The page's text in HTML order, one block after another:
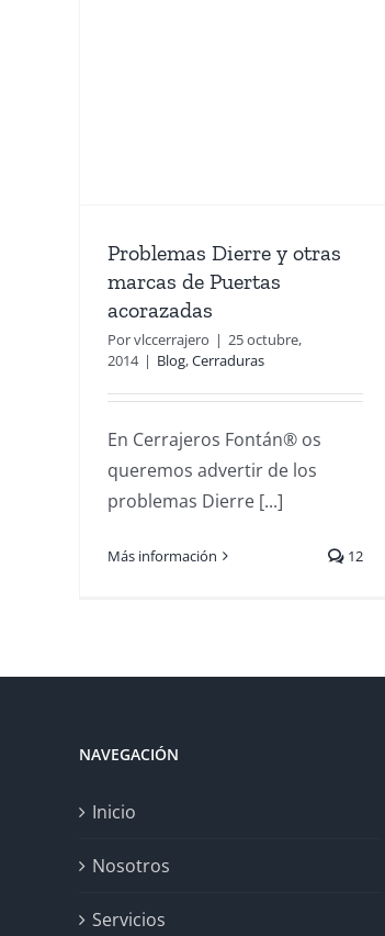
Problemas Dierre y otras
marcas de Puertas
acorazadas
Porvlccerrajero | 25 octubre,
2014 | Blog,Cerraduras
En Cerrajeros Fontán® os
queremos advertir de los
problemas Dierre [...]
Más información 12
NAVEGACIÓN
Inicio
Nosotros
Servicios